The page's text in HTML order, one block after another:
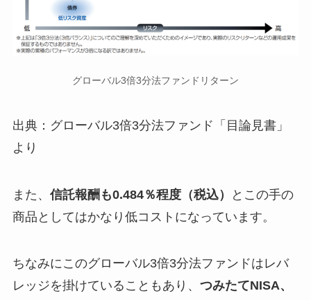
グローバル3倍3分法ファンドリターン
出典：グローバル3倍3分法ファンド「目論見書」
より
また、 信託報酬も0.484％程度（税込）
とこの手の
商品としてはかなり低コストになっています。
ちなみにこのグローバル3倍3分法ファンドはレバ
レッジを掛けていることもあり、 つみたてNISA、